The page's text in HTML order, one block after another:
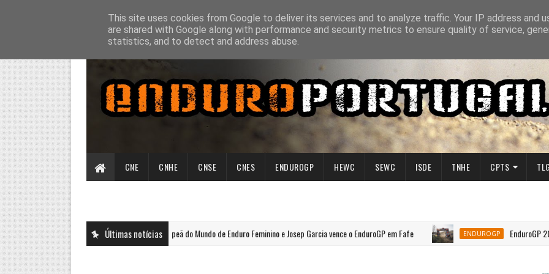
CNE CNHE CNSE CNES ENDUROGP HEWC SEWC ISDE TNHE CPTS TLG
Últimas notícias
ENDUROGP Rachel Gutish Campeã do Mundo de Enduro Feminino e Josep Garcia vence o EnduroGP em Fafe ENDUROGP EnduroGP 2026 |
This site uses cookies from Google to deliver its services and to analyze traffic. Your IP address and
are shared with Google along with performance and security metrics to ensure quality of service,
statistics, and to detect and address abuse.